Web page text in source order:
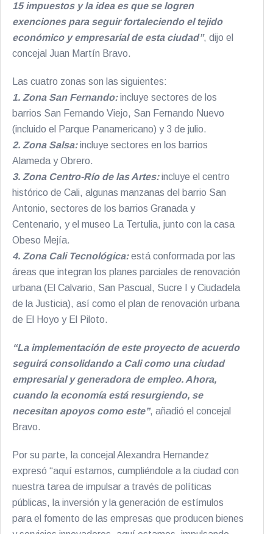
15 impuestos y la idea es que se logren
exenciones para seguir fortaleciendo el tejido
económico y empresarial de esta ciudad”, dijo el
concejal Juan Martín Bravo.
Las cuatro zonas son las siguientes:
1. Zona San Fernando:incluye sectores de los
barrios San Fernando Viejo, San Fernando Nuevo
(incluido el Parque Panamericano) y 3 de julio.
2. Zona Salsa:incluye sectores en los barrios
Alameda y Obrero.
3. Zona Centro-Río de las Artes:incluye el centro
histórico de Cali, algunas manzanas del barrio San
Antonio, sectores de los barrios Granada y
Centenario, y el museo La Tertulia, junto con la casa
Obeso Mejía.
4. Zona Cali Tecnológica:está conformada por las
áreas que integran los planes parciales de renovación
urbana (El Calvario, San Pascual, Sucre I y Ciudadela
de la Justicia), así como el plan de renovación urbana
de El Hoyo y El Piloto.
“La implementación de este proyecto de acuerdo
seguirá consolidando a Cali como una ciudad
empresarial y generadora de empleo. Ahora,
cuando la economía está resurgiendo, se
necesitan apoyos como este”, añadió el concejal
Bravo.
Por su parte, la concejal Alexandra Hernandez
expresó “aquí estamos, cumpliéndole a la ciudad con
nuestra tarea de impulsar a través de políticas
públicas, la inversión y la generación de estímulos
para el fomento de las empresas que producen bienes